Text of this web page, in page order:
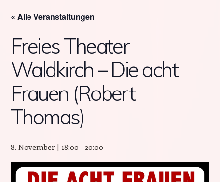
« Alle Veranstaltungen
Freies Theater
Waldkirch – Die acht
Frauen (Robert
Thomas)
8. November | 18:00 - 20:00